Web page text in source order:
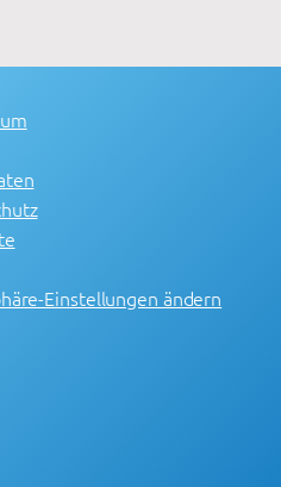
Einstellungen ändern